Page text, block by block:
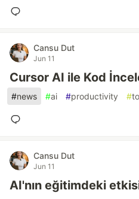
Cansu Dut
Jun 11
Cursor AI ile Kod
#news #ai #productivity #
Cansu Dut
Jun 11
AI'nın eğitimdeki